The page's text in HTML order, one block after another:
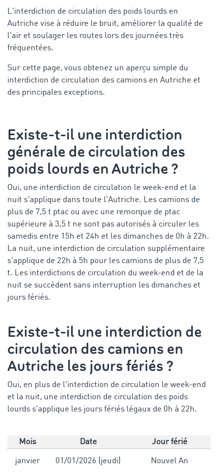
L'interdiction de circulation des poids lourds en
Autriche vise à réduire le bruit, améliorer la qualité de
l'air et soulager les routes lors des journées très
fréquentées.
Sur cette page, vous obtenez un aperçu simple du
interdiction de circulation des camions en Autriche et
des principales exceptions.
Existe-t-il une interdiction
générale de circulation des
poids lourds en Autriche ?
Oui, une interdiction de circulation le week-end et la
nuit s'applique dans toute l'Autriche. Les camions de
plus de 7,5 t ptac ou avec une remorque de ptac
supérieure à 3,5 t ne sont pas autorisés à circuler les
samedis entre 15h et 24h et les dimanches de 0h à 22h.
La nuit, une interdiction de circulation supplémentaire
s'applique de 22h à 5h pour les camions de plus de 7,5
t. Les interdictions de circulation du week-end et de la
nuit se succèdent sans interruption les dimanches et
jours fériés.
Existe-t-il une interdiction de
circulation des camions en
Autriche les jours fériés ?
Oui, en plus de l'interdiction de circulation le week-end
et la nuit, une interdiction de circulation des poids
lourds s'applique les jours fériés légaux de 0h à 22h.
Mois Date Jour férié
janvier 01/01/2026 (jeudi) Nouvel An